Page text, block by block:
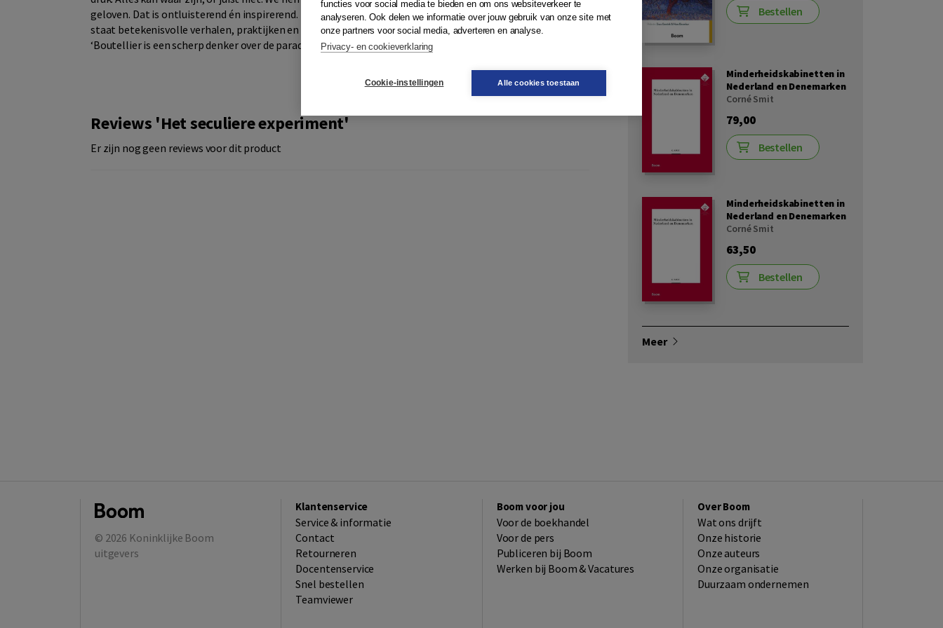
geloven. Dat is ontluisterend én inspirerend. Een nieuw groot verhaal zal niet gauw ontstaan. Maar dat
staat betekenisvolle verhalen, praktijken en momenten niet in de weg.
‘Boutellier is een scherp denker over de paradoxen van de hedendaagse samenleving’ –
Reviews 'Het seculiere experiment'
Er zijn nog geen reviews voor dit product
Bestellen
Minderheidskabinetten in
Nederland en Denemarken
Corné Smit
79,00
Bestellen
Minderheidskabinetten in
Nederland en Denemarken
Corné Smit
63,50
Bestellen
Meer
© 2026 Koninklijke Boom
uitgevers
Klantenservice
Service & informatie
Contact
Retourneren
Docentenservice
Snel bestellen
Teamviewer
Boom voor jou
Voor de boekhandel
Voor de pers
Publiceren bij Boom
Werken bij Boom & Vacatures
Over Boom
Wat ons drijft
Onze historie
Onze auteurs
Onze organisatie
Duurzaam ondernemen
functies voor social media te bieden en om ons websiteverkeer te
analyseren. Ook delen we informatie over jouw gebruik van onze site met
onze partners voor social media, adverteren en analyse.
Privacy- en cookieverklaring
Cookie-instellingen Alle cookies toestaan